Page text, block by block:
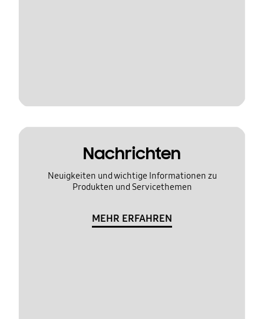
Nachrichten
Neuigkeiten und wichtige Informationen zu
Produkten und Servicethemen
MEHR ERFAHREN